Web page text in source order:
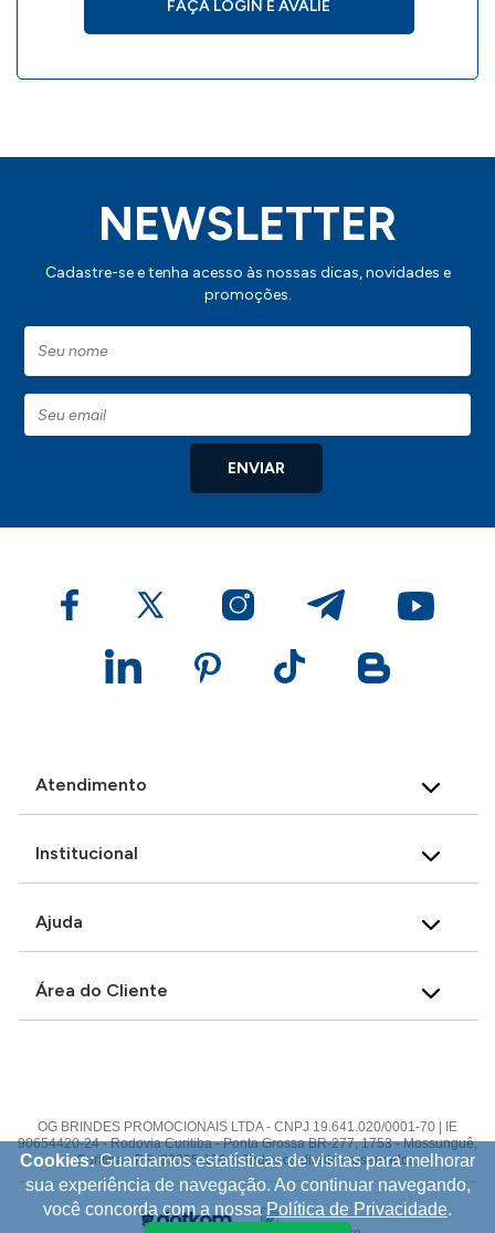
FAÇA LOGIN E AVALIE
NEWSLETTER
Cadastre-se e tenha acesso às nossas dicas, novidades e
promoções.
ENVIAR
Atendimento
Institucional
Ajuda
Área do Cliente
OG BRINDES PROMOCIONAIS LTDA - CNPJ 19.641.020/0001-70 | IE
90654420-24 - Rodovia Curitiba - Ponta Grossa BR-277, 1753 - Mossunguê,
Curitiba - PR, 82305-100 © Todos os direitos reservados.
Cookies:Guardamos estatísticas de visitas para melhorar
sua experiência de navegação. Ao continuar navegando,
você concorda com a nossaPolítica de Privacidade.